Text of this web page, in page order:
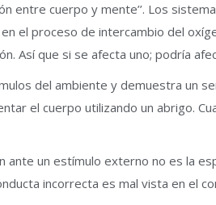
entre cuerpo y mente’’. Los
el proceso de intercambio del
Así que si se afecta uno; podría
del ambiente y demuestra un
el cuerpo utilizando un abrigo.
ante un estímulo externo no es la
incorrecta es mal vista en el